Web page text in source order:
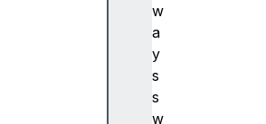
w
a
y
s
s
w